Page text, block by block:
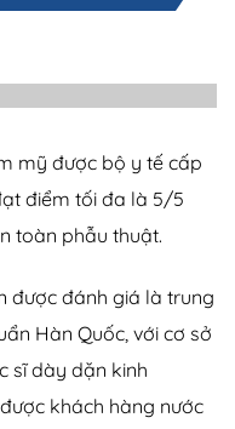
mỹ được bộ y tế cấp
điểm tối đa là 5/5
toàn phẫu thuật.
được đánh giá là trung
Hàn Quốc, với cơ sở
sĩ dày dặn kinh
khách hàng nước